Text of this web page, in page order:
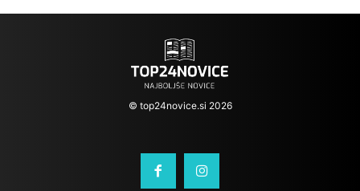
© top24novice.si 2026